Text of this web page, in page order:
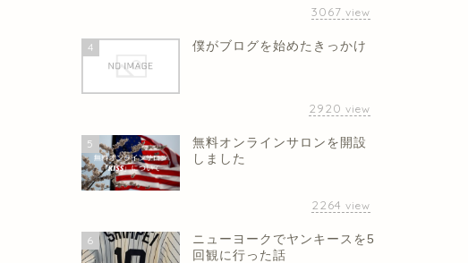
3067 view
4 僕がブログを始めたきっかけ
2920 view
5
無料オンラインサロンを開設
しました
2264 view
6
ニューヨークでヤンキースを5
回観に行った話